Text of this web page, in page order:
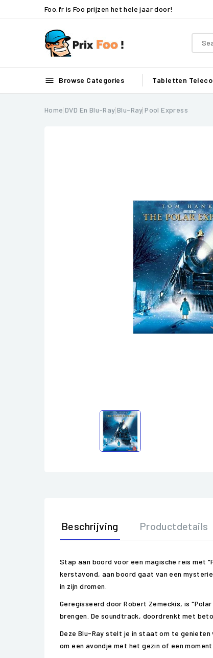
Foo.fr is Foo prijzen het hele jaar door!
 Browse Categories Tabletten
Home DVD En Blu-Ray Blu-Ray Pool Express
Beschrijving Productdetails
Stap aan boord voor een magische reis met
kerstavond, aan boord gaat van een
in zijn dromen.
Geregisseerd door Robert Zemeckis, is
brengen. De soundtrack, doordrenkt met
Deze Blu-Ray stelt je in staat om te
om een avondje met het gezin of een